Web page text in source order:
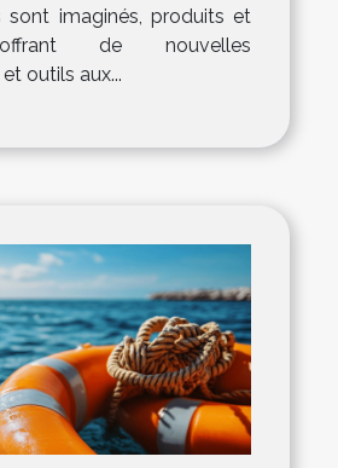
sont imaginés, produits et
de nouvelles
outils aux...